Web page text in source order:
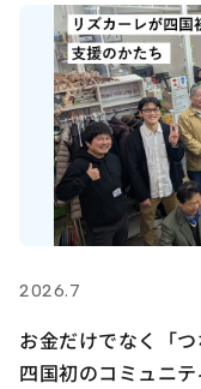
2026.7
お金だけでなく「
四国初のコミュニ